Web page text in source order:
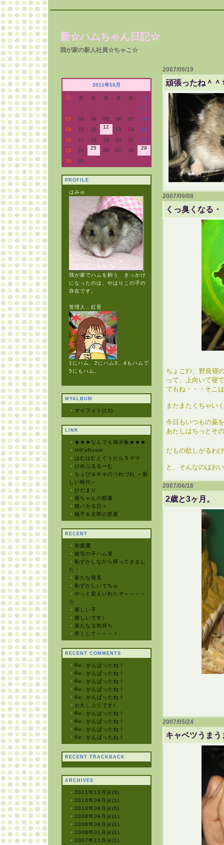
新☆ハムちゃん日記☆
我が家の新人社員☆ちゃこ☆
2011年10月
日 月 火 水 木 金
土
-
- - - - -
01
02
03 04 05 06 07
08
09
10 11 12 13 14
15
16
17 18 19 20 21
22
23
24 25 26 27 28 29
30 31 - - - - -
PROFILE
はみゅ
我が家でハムを飼う きっかけ
になったのは、やはりこの子の
存在です。
管理人：紅音
1にハム、2にハム3、4もハムで
5にもハム。
MYALBUM
・ マイフォト(13)
LINK
・ ★★★なんでも掲示板★★★
・ Hill'sRoom
・ はむはむとぐうたらＳママ
・ ひめぷるるーむ
・ ちょび＆キキのつれづれ ～新
しい時代～
・ ひだまり
・ 畑ちゃんの部屋
・ 猫バカる日々
・ 桃子＆太郎の部屋
RECENT
・ 初披露
・ 娘宅の子ハム達
・ 恥ずかしながら帰ってきまし
た；
・ 新たな発見
・ 恥ずかしいでちゅ
・ やっと迎えいれたぞ～～～～
☆
・ 新しい子
・ 嬉しいです♪
・ 新たなる気持ち
・ 早くして～～～！
RECENT COMMENTS
・ Re: がんばったね！
・ Re: がんばったね！
・ Re: がんばったね！
・ Re: がんばったね！
・ Re: がんばったね！
・ お久しぶりです♪
・ Re: がんばったね！
・ Re: がんばったね！
・ Re: がんばったね！
・ Re: がんばったね！
RECENT TRACKBACK
ARCHIVES
・ 2011年10月分(3)
・ 2010年09月分(1)
・ 2010年08月分(5)
・ 2008年09月分(1)
・ 2008年08月分(1)
・ 2008年01月分(1)
・ 2007年11月分(1)
2007/09/19
頑張ったね＾＾
2007/09/08
くっ臭くなる
ちょこﾀﾝ、野良寝
って、上向いて寝
でもね・・・そこ
またまたくちゃい
今日もいつもの薬
あたしはちっとそ
だもの欲しがるわ
と、そんなのはお
2007/06/16
2歳と3ヶ月。
2007/05/24
キャベツうまう